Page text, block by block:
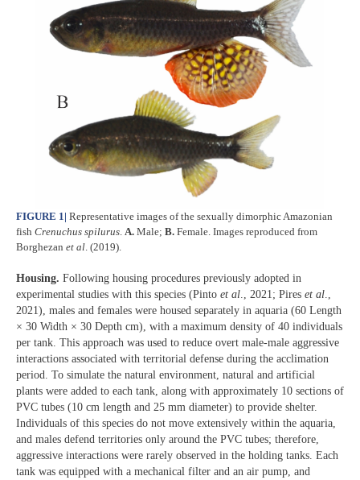
FIGURE 1| Representative images of the sexually dimorphic Amazonian
fish Crenuchus spilurus. A. Male; B. Female. Images reproduced from
Borghezan et al. (2019).
Housing. Following housing procedures previously adopted in
experimental studies with this species (Pinto et al ., 2021; Pires et al
2021), males and females were housed separately in aquaria (60 Length
× 30 Width × 30 Depth cm), with a maximum density of 40 individuals
per tank. This approach was used to reduce overt male-male aggressive
interactions associated with territorial defense during the acclimation
period. To simulate the natural environment, natural and artificial
plants were added to each tank, along with approximately 10 sections of
PVC tubes (10 cm length and 25 mm diameter) to provide shelter.
Individuals of this species do not move extensively within the aquaria,
and males defend territories only around the PVC tubes; therefore,
aggressive interactions were rarely observed in the holding tanks. Each
tank was equipped with a mechanical filter and an air pump, and